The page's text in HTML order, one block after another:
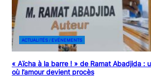
ACTUALITÉS / EVÉNEMENTS
« Aïcha à la barre ! » de Ramat Abadjida :
où l’amour devient procès